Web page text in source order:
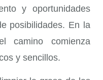
y oportunidades
posibilidades. En la
camino comienza
y sencillos.